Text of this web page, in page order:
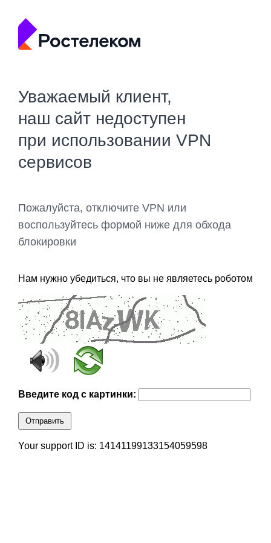
Уважаемый клиент,
наш сайт недоступен
при использовании VPN
сервисов
Пожалуйста, отключите VPN или
воспользуйтесь формой ниже для обхода
блокировки
Нам нужно убедиться, что вы не являетесь роботом
Введите код с картинки:
Отправить
Your support ID is: 14141199133154059598